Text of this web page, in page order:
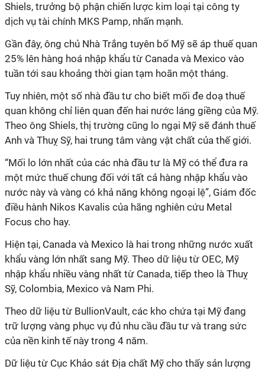
Shiels, trưởng bộ phận chiến lược kim loại tại công ty
dịch vụ tài chính MKS Pamp, nhấn mạnh.
Gần đây, ông chủ Nhà Trắng tuyên bố Mỹ sẽ áp thuế quan
25% lên hàng hoá nhập khẩu từ Canada và Mexico vào
tuần tới sau khoảng thời gian tạm hoãn một tháng.
Tuy nhiên, một số nhà đầu tư cho biết mối đe doạ thuế
quan không chỉ liên quan đến hai nước láng giềng của Mỹ.
Theo ông Shiels, thị trường cũng lo ngại Mỹ sẽ đánh thuế
Anh và Thuỵ Sỹ, hai trung tâm vàng vật chất của thế giới.
“Mối lo lớn nhất của các nhà đầu tư là Mỹ có thể đưa ra
một mức thuế chung đối với tất cả hàng nhập khẩu vào
nước này và vàng có khả năng không ngoại lệ”, Giám đốc
điều hành Nikos Kavalis của hãng nghiên cứu Metal
Focus cho hay.
Hiện tại, Canada và Mexico là hai trong những nước xuất
khẩu vàng lớn nhất sang Mỹ. Theo dữ liệu từ OEC, Mỹ
nhập khẩu nhiều vàng nhất từ Canada, tiếp theo là Thuỵ
Sỹ, Colombia, Mexico và Nam Phi.
Theo dữ liệu từ BullionVault, các kho chứa tại Mỹ đang
trữ lượng vàng phục vụ đủ nhu cầu đầu tư và trang sức
của nền kinh tế này trong 4 năm.
Dữ liệu từ Cục Khảo sát Địa chất Mỹ cho thấy sản lượng